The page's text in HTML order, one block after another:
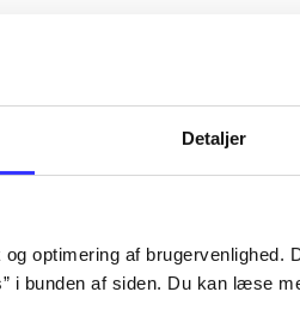
Detaljer
optimering af
i bunden af siden. Du kan læse